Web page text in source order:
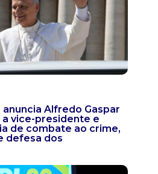
anuncia Alfredo Gaspar
vice-presidente e
de combate ao crime,
defesa dos